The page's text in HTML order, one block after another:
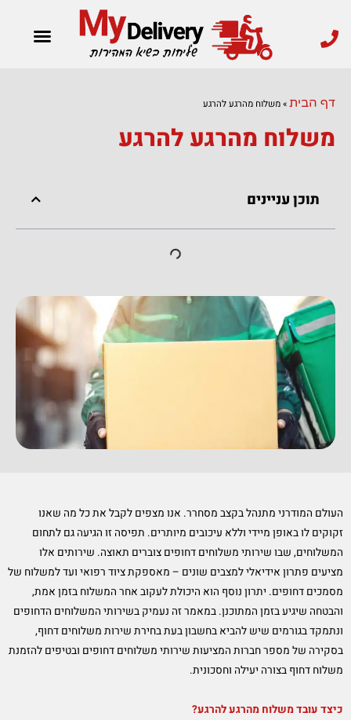
לתוכן
דף הבית»משלוח מהרגע להרגע
משלוח מהרגע להרגע
תוכן עניינים
העולם המודרני מתנהל בקצב מסחרר. אנו מצפים לקבל את כל מה שאנו
זקוקים לו באופן מיידי וללא עיכובים מיותרים. תפיסה זו הגיעה גם לתחום
המשלוחים, שבו שירותי משלוחים דחופים צוברים תאוצה. שירותים אלו
מציעים פתרון אידיאלי למצבים שונים – מאספקת ציוד רפואי ועד למשלוח של
מסמכים דחופים. יתרון נוסף הוא היכולת לעקוב אחר המשלוח בזמן אמת,
והבטחה שיגיע בזמן המתוכנן. במאמר זה נעמיק בשירותי המשלוחים הדחופים
ונתמקד בגורמים שיש להביא בחשבון בעת בחירת שירות משלוחים דחוף,
בסקירה של מספר חברות המציעות שירותי משלוחים דחופים ובטיפים להזמנת
משלוח דחוף בצורה יעילה וחסכונית.
כיצד עובד משלוח מהרגע להרגע?